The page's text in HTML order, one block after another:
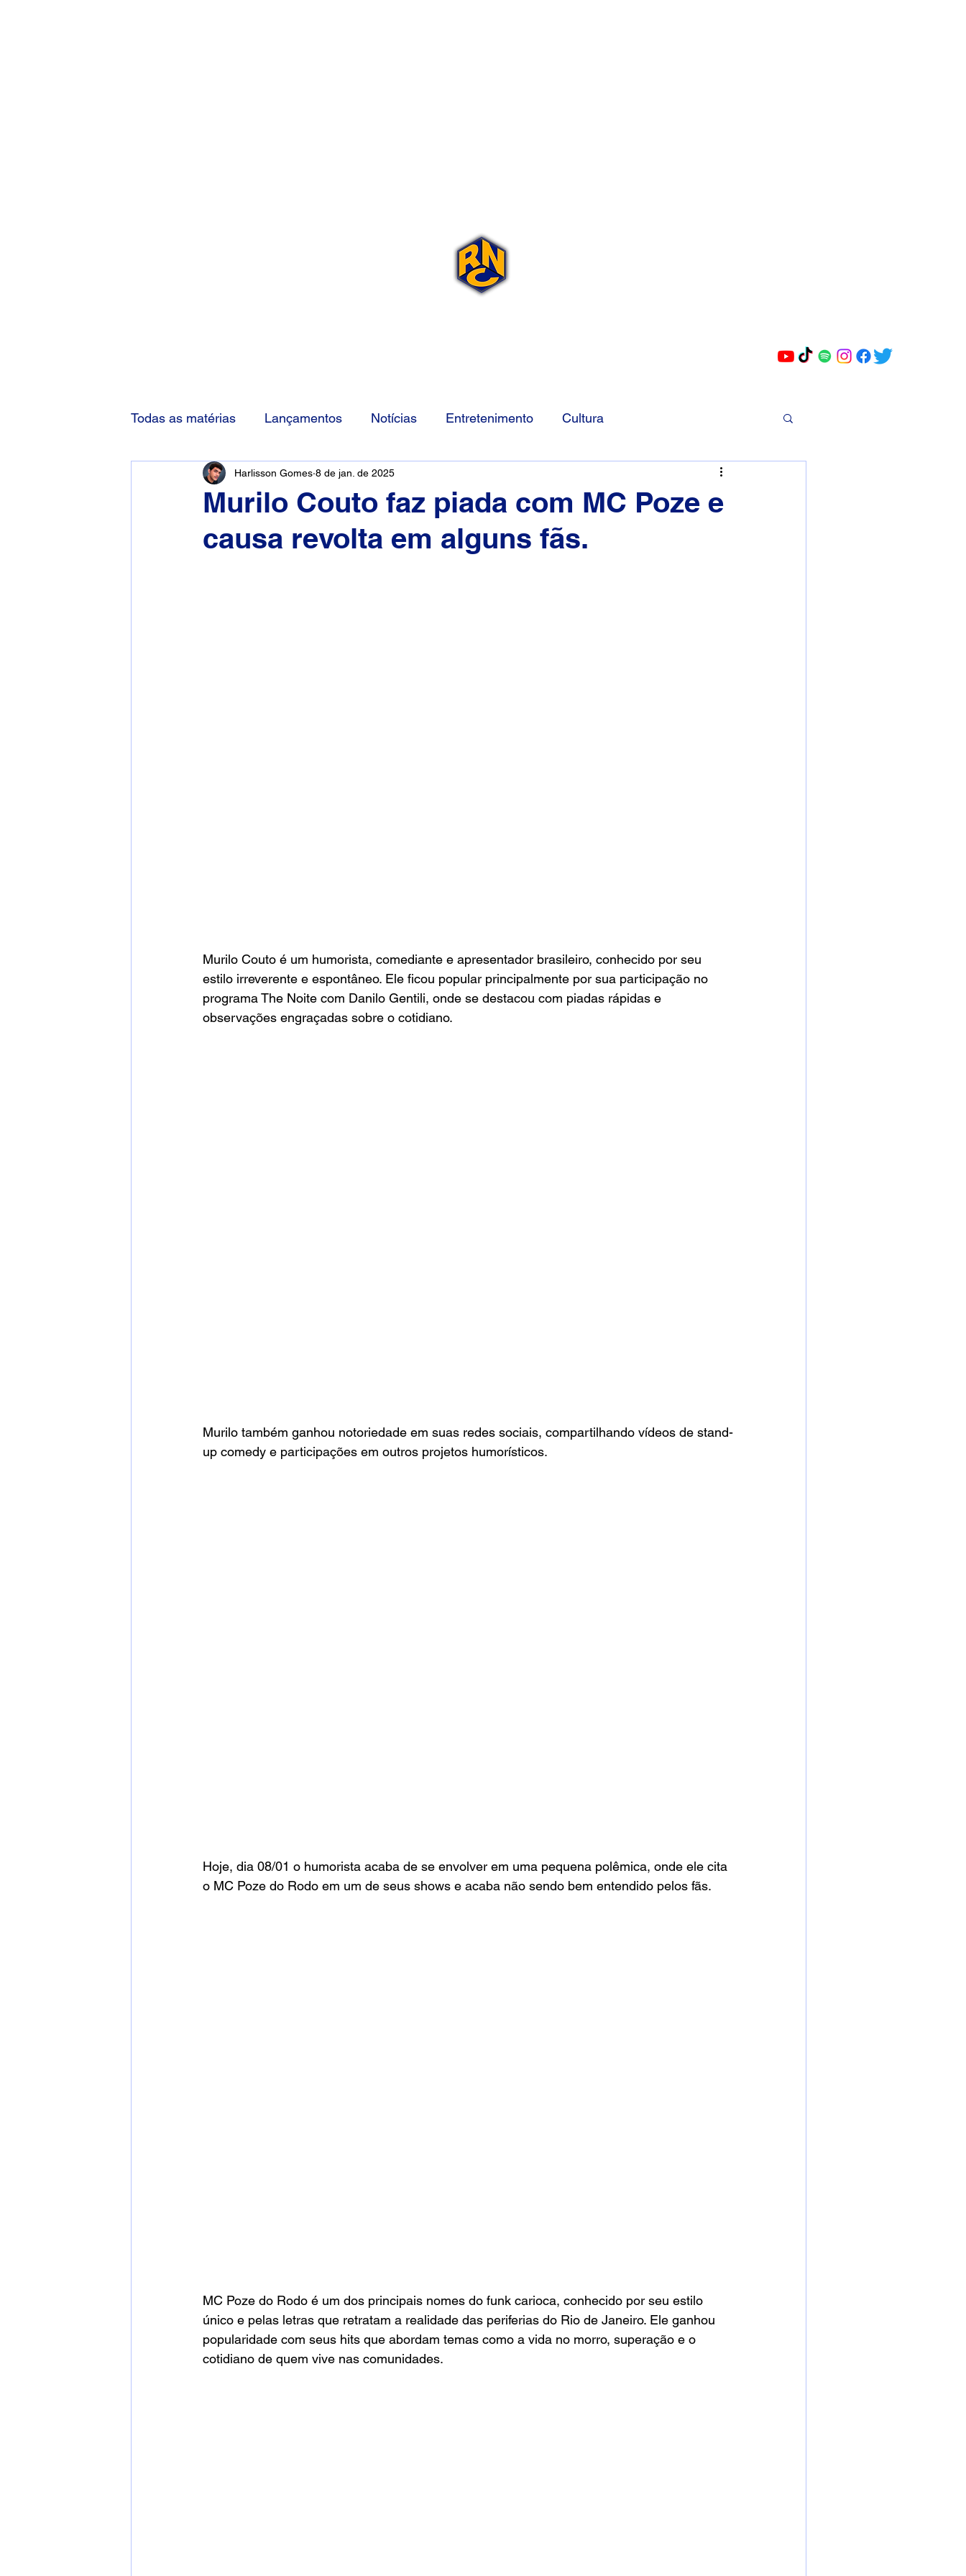
Todas as matérias Lançamentos Notícias Entretenimento Cultura
Murilo Couto faz piada com MC Poze e
causa revolta em alguns fãs.
Harlisson Gomes 8 de jan. de 2025
Murilo Couto é um humorista, comediante e apresentador brasileiro, conhecido por seu
estilo irreverente e espontâneo. Ele ficou popular principalmente por sua participação no
programa The Noite com Danilo Gentili, onde se destacou com piadas rápidas e
observações engraçadas sobre o cotidiano.
Murilo também ganhou notoriedade em suas redes sociais, compartilhando vídeos de stand-
up comedy e participações em outros projetos humorísticos.
Hoje, dia 08/01 o humorista acaba de se envolver em uma pequena polêmica, onde ele cita
o MC Poze do Rodo em um de seus shows e acaba não sendo bem entendido pelos fãs.
MC Poze do Rodo é um dos principais nomes do funk carioca, conhecido por seu estilo
único e pelas letras que retratam a realidade das periferias do Rio de Janeiro. Ele ganhou
popularidade com seus hits que abordam temas como a vida no morro, superação e o
cotidiano de quem vive nas comunidades.